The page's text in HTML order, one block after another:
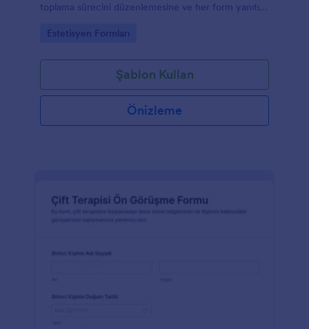
toplama sürecini düzenlemesine ve her form yanıtını
Go to Category:
Estetisyen Formları
Şablon Kullan
Önizleme